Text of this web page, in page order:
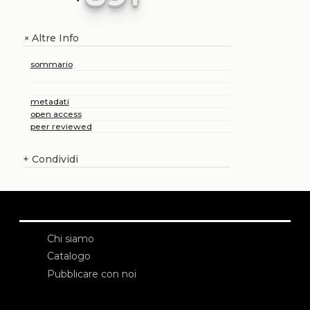
+Altre Info
sommario
metadati
open access
peer reviewed
+ Condividi
Chi siamo
Catalogo
Pubblicare con noi